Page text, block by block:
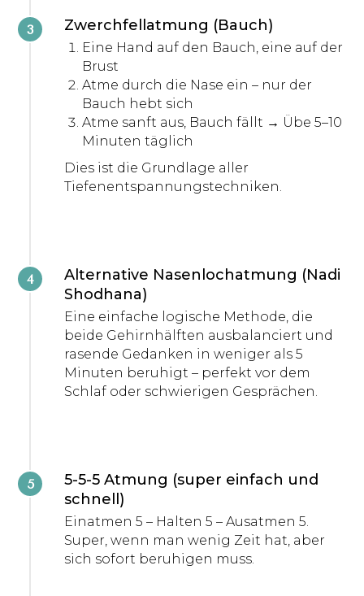
Zwerchfellatmung (Bauch)
Eine Hand auf den Bauch, eine auf der
Brust
Atme durch die Nase ein – nur der
Bauch hebt sich
Atme sanft aus, Bauch fällt → Übe 5–10
Minuten täglich
Dies ist die Grundlage aller
Tiefenentspannungstechniken.
Alternative Nasenlochatmung (Nadi
Shodhana)
Eine einfache logische Methode, die
beide Gehirnhälften ausbalanciert und
rasende Gedanken in weniger als 5
Minuten beruhigt – perfekt vor dem
Schlaf oder schwierigen Gesprächen.
5-5-5 Atmung (super einfach und
schnell)
Einatmen 5 – Halten 5 – Ausatmen 5.
Super, wenn man wenig Zeit hat, aber
sich sofort beruhigen muss.